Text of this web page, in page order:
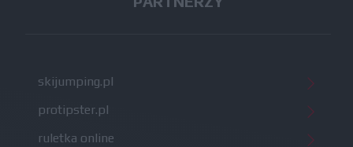
skijumping.pl
protipster.pl
ruletka online